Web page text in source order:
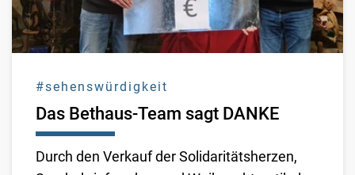
#sehenswürdigkeit
Das Bethaus-Team sagt DANKE
Durch den Verkauf der Solidaritätsherzen,